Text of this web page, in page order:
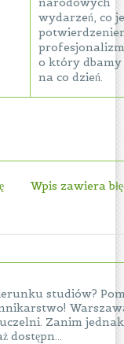
wydarzeń, co
o który dbamy
na co dzień.
Wpis zawiera
studiów?
Zanim
dostępn...